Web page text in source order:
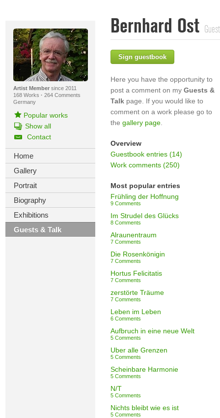
Artist Membersince 2011
168 Works · 264 Comments
Germany
Popular works
Show all
Contact
Home
Gallery
Portrait
Biography
Exhibitions
Guests & Talk
Bernhard Ost
Sign guestbook
Here you have the opportunity to
post a comment on my Guests &
Talkpage. If you would like to
comment on a work please go to
the gallery page.
Overview
Guestbook entries (14)
Work comments (250)
Most popular entries
Frühling der Hoffnung
9 Comments
Im Strudel des Glücks
8 Comments
Alraunentraum
7 Comments
Die Rosenkönigin
7 Comments
Hortus Felicitatis
7 Comments
zerstörte Träume
7 Comments
Leben im Leben
6 Comments
Aufbruch in eine neue Welt
5 Comments
Über alle Grenzen
5 Comments
Scheinbare Harmonie
5 Comments
N/T
5 Comments
Nichts bleibt wie es ist
5 Comments